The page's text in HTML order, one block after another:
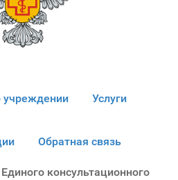
учреждении Услуги
Обратная связь
консультационного